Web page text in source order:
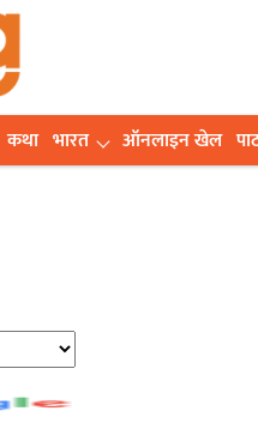
कथा भारत ऑनलाइन खेल